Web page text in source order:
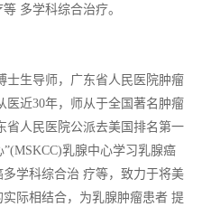
多学科综合治疗。
生导师，广东省人民医院肿瘤
医近30年，师从于全国著名肿瘤
省人民医院公派去美国排名第一
乳腺中心学习乳腺癌
学科综合治 疗等，致力于将美
际相结合，为乳腺肿瘤患者 提